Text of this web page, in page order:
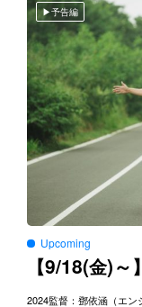
予告編
Upcoming
【9/18(金)～
2024監督：鄧依涵（エン